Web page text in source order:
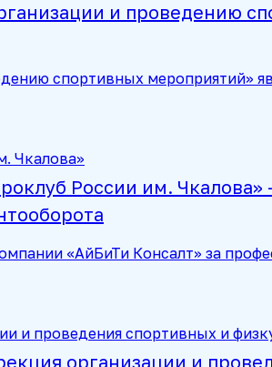
и проведению
спортивных мероприятий»
России им.
«АйБиТи Консалт» за
организации и